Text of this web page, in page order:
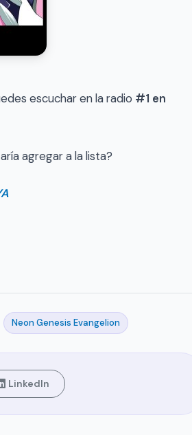
escuchar en la radio #1 en
agregar a la lista?
Neon Genesis Evangelion
LinkedIn